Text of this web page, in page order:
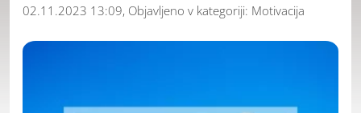
02.11.2023 13:09, Objavljeno v kategoriji: Motivacija